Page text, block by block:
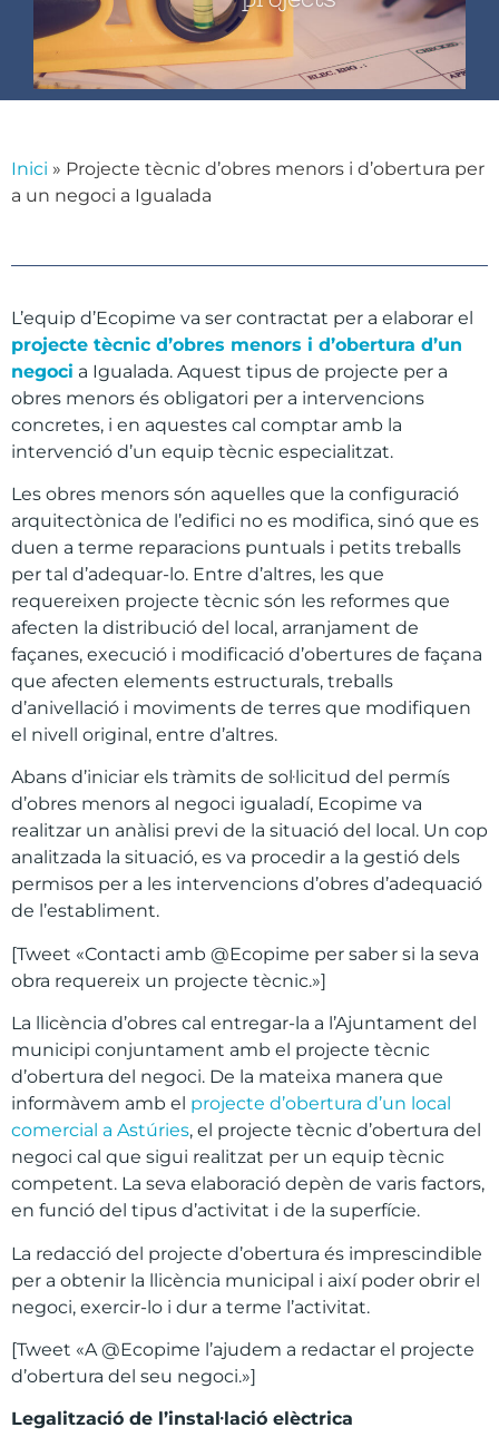
Inici » Projecte tècnic d’obres menors i d’obertura per
a un negoci a Igualada
L’equip d’Ecopime va ser contractat per a elaborar el
projecte tècnic d’obres menors i d’obertura d’un
negoci a Igualada. Aquest tipus de projecte per a
obres menors és obligatori per a intervencions
concretes, i en aquestes cal comptar amb la
intervenció d’un equip tècnic especialitzat.
Les obres menors són aquelles que la configuració
arquitectònica de l’edifici no es modifica, sinó que es
duen a terme reparacions puntuals i petits treballs
per tal d’adequar-lo. Entre d’altres, les que
requereixen projecte tècnic són les reformes que
afecten la distribució del local, arranjament de
façanes, execució i modificació d’obertures de façana
que afecten elements estructurals, treballs
d’anivellació i moviments de terres que modifiquen
el nivell original, entre d’altres.
Abans d’iniciar els tràmits de sol·licitud del permís
d’obres menors al negoci igualadí, Ecopime va
realitzar un anàlisi previ de la situació del local. Un cop
analitzada la situació, es va procedir a la gestió dels
permisos per a les intervencions d’obres d’adequació
de l’establiment.
[Tweet «Contacti amb @Ecopime per saber si la seva
obra requereix un projecte tècnic.»]
La llicència d’obres cal entregar-la a l’Ajuntament del
municipi conjuntament amb el projecte tècnic
d’obertura del negoci. De la mateixa manera que
informàvem amb el projecte d’obertura d’un local
comercial a Astúries, el projecte tècnic d’obertura del
negoci cal que sigui realitzat per un equip tècnic
competent. La seva elaboració depèn de varis factors,
en funció del tipus d’activitat i de la superfície.
La redacció del projecte d’obertura és imprescindible
per a obtenir la llicència municipal i així poder obrir el
negoci, exercir-lo i dur a terme l’activitat.
[Tweet «A @Ecopime l’ajudem a redactar el projecte
d’obertura del seu negoci.»]
Legalització de l’instal·lació elèctrica